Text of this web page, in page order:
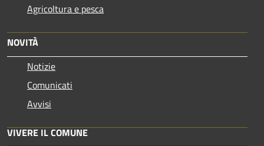
Agricoltura e pesca
NOVITÀ
Notizie
Comunicati
Avvisi
VIVERE IL COMUNE